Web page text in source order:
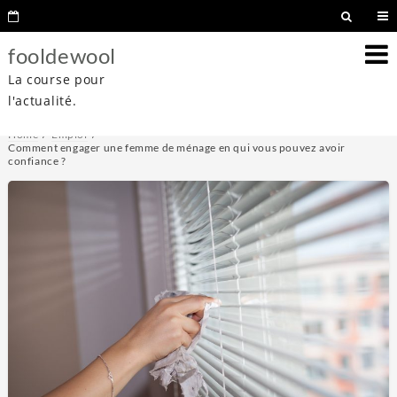
fooldewool
La course pour
l'actualité.
Home
Emploi
Comment engager une femme de ménage en qui vous pouvez avoir
confiance ?